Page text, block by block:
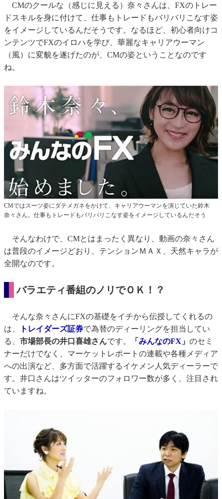
CMのクールな（感じに見える）奈々さんは、FXのトレー
ドスキルを身に付けて、仕事もトレードもバリバリこなす姿
をイメージしているんだそうです。なるほど、初心者向けコ
ンテンツでFXのイロハを学び、華麗なキャリアウーマン
（風）に変貌を遂げたのが、CMの姿ということなのです
ね。
CMではスーツ姿にダテメガネをかけて、キャリアウーマンを演じていた鈴木
奈々さん。仕事もトレードもバリバリこなす姿をイメージしているんだそう
そんなわけで、CMとはまったく異なり、動画の奈々さん
は普段のイメージどおり、テンションＭＡＸ、天然キャラが
全開なのです。
バラエティ番組のノリでＯＫ！？
そんな奈々さんにFXの基礎をイチから伝授してくれるの
は、
トレイダーズ証券で為替のディーリングを担当してい
る、 市場部長の井口喜雄さんです。 「みんなのFX」 のセミ
ナーだけでなく、マーケットレポートの連載や各種メディア
への出演など、多方面で活躍するイケメン人気ディーラーで
す。井口さんはツイッターのフォロワー数が多く、注目され
ていますね。